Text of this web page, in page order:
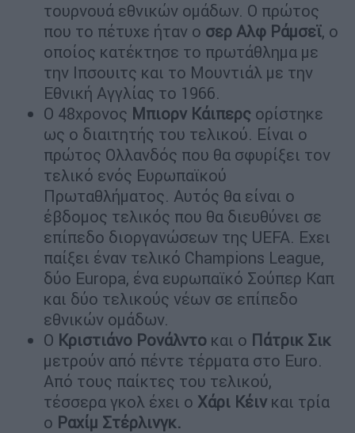
τουρνουά εθνικών ομάδων. Ο πρώτος
που το πέτυχε ήταν ο σερ Αλφ Ράμσεϊ, ο
οποίος κατέκτησε το πρωτάθλημα με
την Ιπσουιτς και το Μουντιάλ με την
Εθνική Αγγλίας το 1966.
Ο 48χρονος Μπιορν Κάιπερς ορίστηκε
ως ο διαιτητής του τελικού. Είναι ο
πρώτος Ολλανδός που θα σφυρίξει τον
τελικό ενός Ευρωπαϊκού
Πρωταθλήματος. Αυτός θα είναι ο
έβδομος τελικός που θα διευθύνει σε
επίπεδο διοργανώσεων της UEFA. Εχει
παίξει έναν τελικό Champions League,
δύο Europa, ένα ευρωπαϊκό Σούπερ Καπ
και δύο τελικούς νέων σε επίπεδο
εθνικών ομάδων.
Ο Κριστιάνο Ρονάλντο και ο Πάτρικ Σικ
μετρούν από πέντε τέρματα στο Euro.
Από τους παίκτες του τελικού,
τέσσερα γκολ έχει ο Χάρι Κέιν και τρία
ο Ραχίμ Στέρλινγκ.